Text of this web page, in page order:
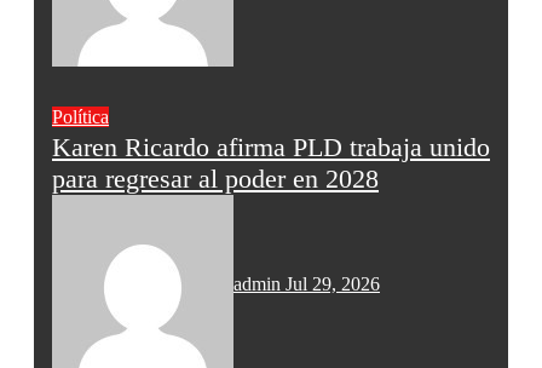
Política
Karen Ricardo afirma PLD trabaja unido
para regresar al poder en 2028
admin Jul 29, 2026